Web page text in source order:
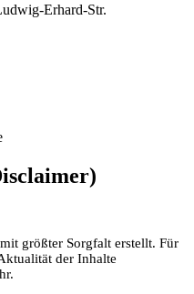
Erhard-Str.
größter Sorgfalt erstellt. Für
der Inhalte